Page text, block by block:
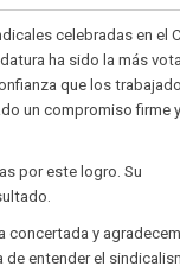
celebradas en el
ha sido la más
que los
un compromiso firme y
por este logro. Su
concertada y
entender el